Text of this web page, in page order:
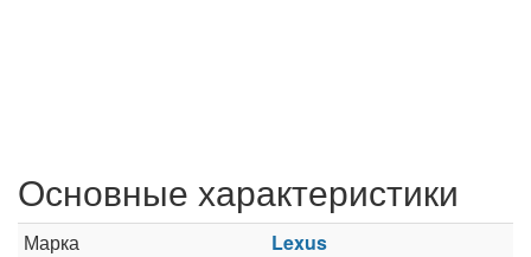
Основные характеристики
Марка
Lexus